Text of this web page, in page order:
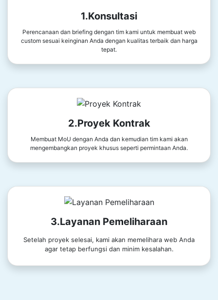
1.Konsultasi
Perencanaan dan briefing dengan tim kami untuk membuat web
custom sesuai keinginan Anda dengan kualitas terbaik dan harga
tepat.
2.Proyek Kontrak
Membuat MoU dengan Anda dan kemudian tim kami akan
mengembangkan proyek khusus seperti permintaan Anda.
3.Layanan Pemeliharaan
Setelah proyek selesai, kami akan memelihara web Anda
agar tetap berfungsi dan minim kesalahan.